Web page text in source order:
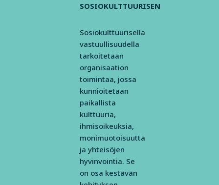
SOSIOKULTTUURISEN
Sosiokulttuurisella
vastuullisuudella
tarkoitetaan
organisaation
toimintaa, jossa
kunnioitetaan
paikallista
kulttuuria,
ihmisoikeuksia,
monimuotoisuutta
ja yhteisöjen
hyvinvointia. Se
on osa kestävän